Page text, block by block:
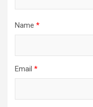
Name *
Email *